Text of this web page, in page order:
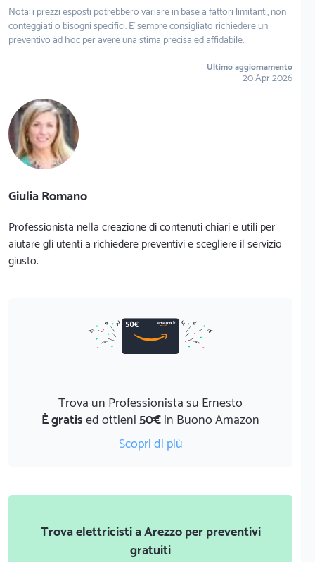
Nota: i prezzi esposti potrebbero variare in base a fattori limitanti, non
conteggiati o bisogni specifici. E' sempre consigliato richiedere un
preventivo ad hoc per avere una stima precisa ed affidabile.
Ultimo aggiornamento
20 Apr 2026
Giulia Romano
Professionista nella creazione di contenuti chiari e utili per
aiutare gli utenti a richiedere preventivi e scegliere il servizio
giusto.
Trova un Professionista su Ernesto
È gratised ottieni50€in Buono Amazon
Scopri di più
Trova elettricisti a Arezzo per preventivi
gratuiti